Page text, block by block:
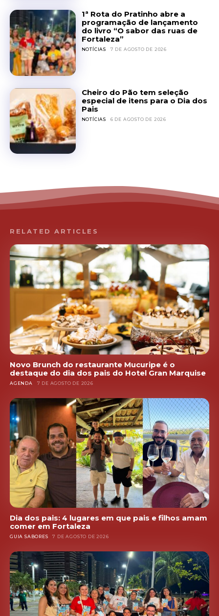
1ª Rota do Pratinho abre a
programação de lançamento
do livro “O sabor das ruas de
Fortaleza”
NOTÍCIAS 7 DE AGOSTO DE 2026
Cheiro do Pão tem seleção
especial de itens para o Dia dos
Pais
NOTÍCIAS 6 DE AGOSTO DE 2026
RELATED ARTICLES
Novo Brunch do restaurante Mucuripe é o
destaque do dia dos pais do Hotel Gran Marquise
AGENDA 7 DE AGOSTO DE 2026
Dia dos pais: 4 lugares em que pais e filhos amam
comer em Fortaleza
GUIA SABORES 7 DE AGOSTO DE 2026